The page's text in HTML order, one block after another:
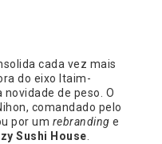
cada vez mais
do eixo Itaim-
de peso. O
comandado pelo
por um rebranding e
Sushi House.